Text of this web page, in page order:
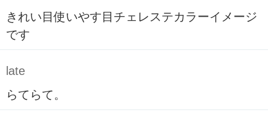
きれい目使いやす目チェレステカラーイメージ
です
late
らてらて。